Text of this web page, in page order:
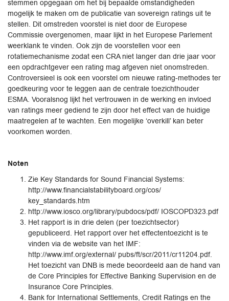
stemmen opgegaan om het bij bepaalde omstandigheden
mogelijk te maken om de publicatie van sovereign ratings uit te
stellen. Dit omstreden voorstel is niet door de Europese
Commissie overgenomen, maar lijkt in het Europese Parlement
weerklank te vinden. Ook zijn de voorstellen voor een
rotatiemechanisme zodat een CRA niet langer dan drie jaar voor
een opdrachtgever een rating mag afgeven niet onomstreden.
Controversieel is ook een voorstel om nieuwe rating-methodes ter
goedkeuring voor te leggen aan de centrale toezichthouder
ESMA. Vooralsnog lijkt het vertrouwen in de werking en invloed
van ratings meer gediend te zijn door het effect van de huidige
maatregelen af te wachten. Een mogelijke ‘overkill’ kan beter
voorkomen worden.
Noten
Zie Key Standards for Sound Financial Systems:
http://www.financialstabilityboard.org/cos/
key_standards.htm
http://www.iosco.org/library/pubdocs/pdf/ IOSCOPD323.pdf
Het rapport is in drie delen (per toezichtsector)
gepubliceerd. Het rapport over het effectentoezicht is te
vinden via de website van het IMF:
http://www.imf.org/external/ pubs/ft/scr/2011/cr11204.pdf.
Het toezicht van DNB is mede beoordeeld aan de hand van
de Core Principles for Effective Banking Supervision en de
Insurance Core Principles.
Bank for International Settlements, Credit Ratings en the